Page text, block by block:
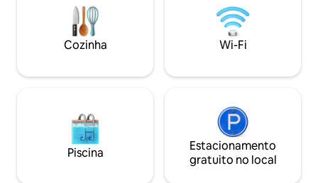
quente. Um fogão a lenha e 2
aquecedores. Os cães são bem-vindos,
mas no máximo 2, devido ao espaço
restrito. Excelente localização como
Cozinha Wi-Fi
Piscina
Estacionamento
gratuito no local